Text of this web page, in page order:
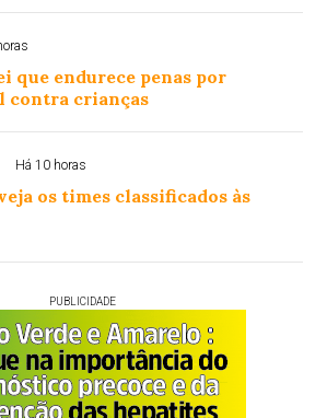
que endurece penas por
contra crianças
Há 10 horas
os times classificados às
PUBLICIDADE